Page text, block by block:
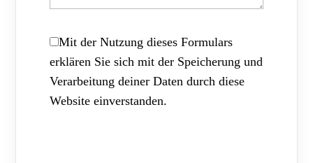
Mit der Nutzung dieses Formulars
erklären Sie sich mit der Speicherung und
Verarbeitung deiner Daten durch diese
Website einverstanden.